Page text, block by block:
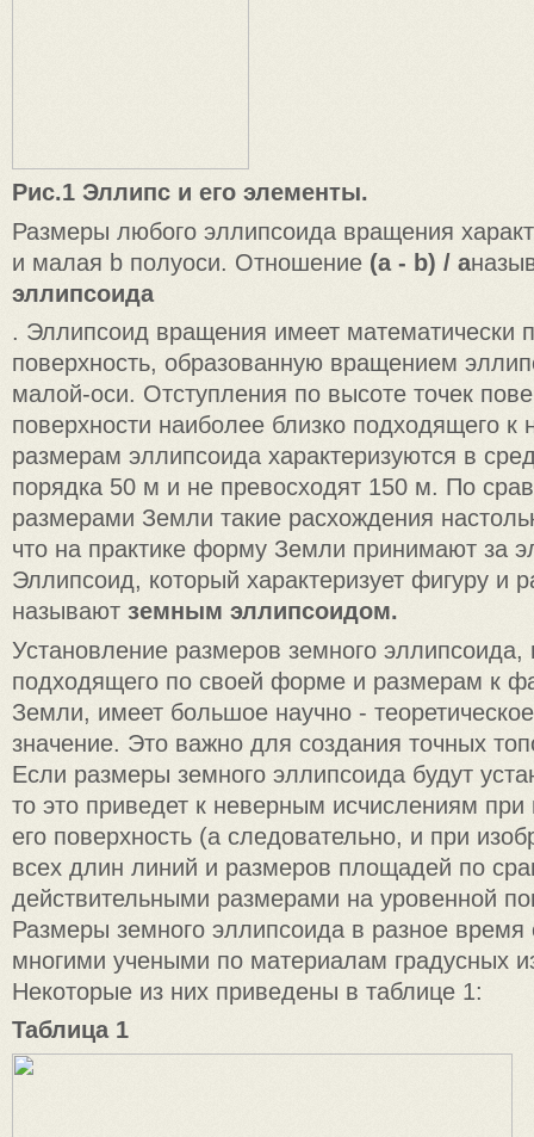
Рис.1 Эллипс и его элементы.
Размеры любого эллипсоида вращения
и малая b полуоси. Отношение (a - b) / a
эллипсоида
. Эллипсоид вращения имеет математически
поверхность, образованную вращением
малой-оси. Отступления по высоте точек
поверхности наиболее близко подходящего к
размерам эллипсоида характеризуются в
порядка 50 м и не превосходят 150 м. По
размерами Земли такие расхождения
что на практике форму Земли принимают за
Эллипсоид, который характеризует фигуру и
называют земным эллипсоидом.
Установление размеров земного эллипсоида,
подходящего по своей форме и размерам к
Земли, имеет большое научно -
значение. Это важно для создания точных
Если размеры земного эллипсоида будут
то это приведет к неверным исчислениям при
его поверхность (а следовательно, и при
всех длин линий и размеров площадей по
действительными размерами на уровенной
Размеры земного эллипсоида в разное время
многими учеными по материалам градусных
Некоторые из них приведены в таблице 1:
Таблица 1